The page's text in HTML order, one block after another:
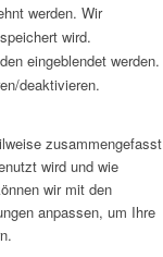
werden. Wir
wird.
eingeblendet werden.
deaktivieren.
zusammengefasst
wird und wie
wir mit den
anpassen, um Ihre